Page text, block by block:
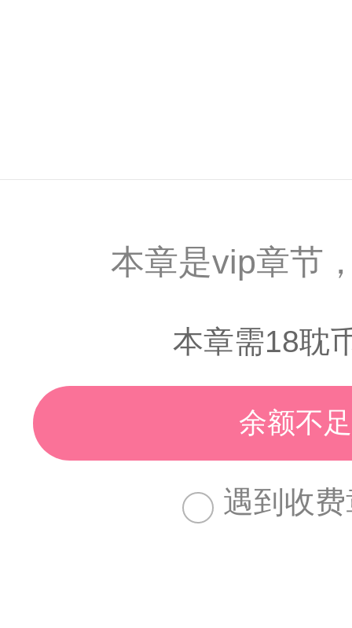
本章是vip章节
本章需18耽
余额不
遇到收